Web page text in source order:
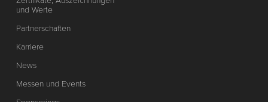
und Werte
Partnerschaften
Karriere
News
Messen und Events